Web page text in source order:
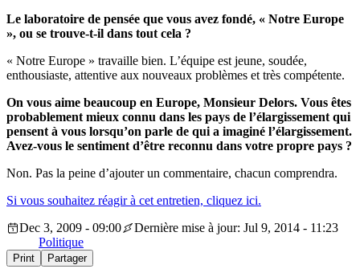
Le laboratoire de pensée que vous avez fondé, « Notre Europe
», ou se trouve-t-il dans tout cela ?
« Notre Europe » travaille bien. L’équipe est jeune, soudée,
enthousiaste, attentive aux nouveaux problèmes et très compétente.
On vous aime beaucoup en Europe, Monsieur Delors. Vous êtes
probablement mieux connu dans les pays de l’élargissement qui
pensent à vous lorsqu’on parle de qui a imaginé l’élargissement.
Avez-vous le sentiment d’être reconnu dans votre propre pays ?
Non. Pas la peine d’ajouter un commentaire, chacun comprendra.
Si vous souhaitez réagir à cet entretien, cliquez ici.
Dec 3, 2009 - 09:00
Dernière mise à jour: Jul 9, 2014 - 11:23
Politique
Print Partager